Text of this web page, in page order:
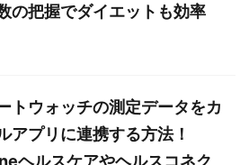
の把握でダイエットも効率
トウォッチの測定データをカ
アプリに連携する方法！
ヘルスケアやヘルスコネク